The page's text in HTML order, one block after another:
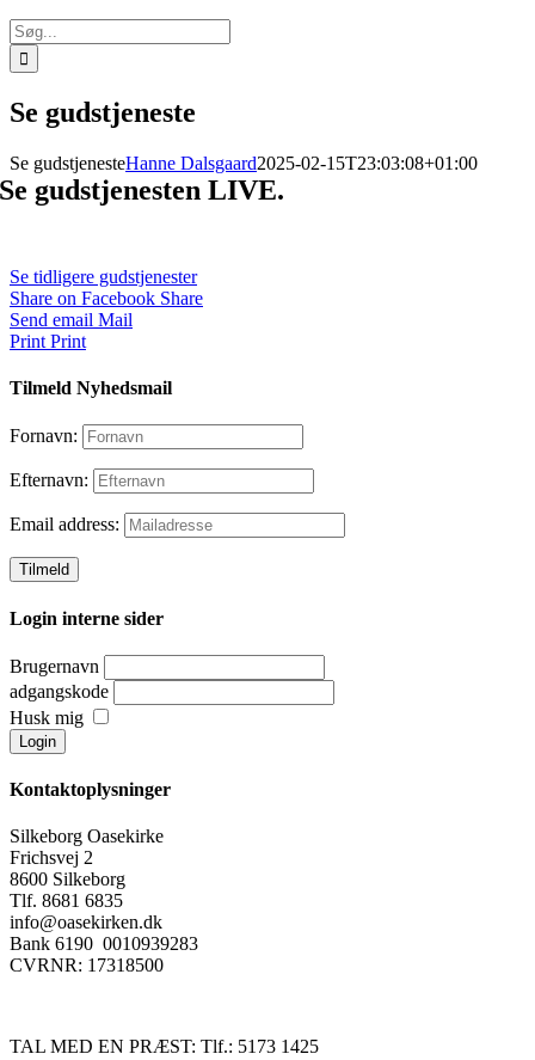
Søg
efter:
Se gudstjeneste
Se gudstjenesteHanne Dalsgaard2025-02-15T23:03:08+01:00
Se gudstjenesten LIVE.
Se tidligere gudstjenester
Share on Facebook Share
Send email Mail
Print Print
Tilmeld Nyhedsmail
Fornavn:
Efternavn:
Email address:
Login interne sider
Brugernavn
adgangskode
Husk mig
Kontaktoplysninger
Silkeborg Oasekirke
Frichsvej 2
8600 Silkeborg
Tlf. 8681 6835
info@oasekirken.dk
Bank 6190 0010939283
CVRNR: 17318500
TAL MED EN PRÆST: Tlf.: 5173 1425